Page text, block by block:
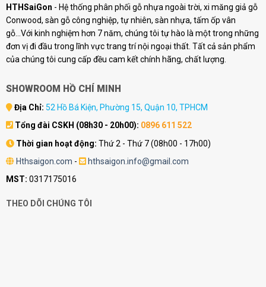
HTHSaiGon - Hệ thống phân phối gỗ nhựa ngoài trời, xi măng giả gỗ
Conwood, sàn gỗ công nghiệp, tự nhiên, sàn nhựa, tấm ốp vân
gỗ...Với kinh nghiệm hơn 7 năm, chúng tôi tự hào là một trong những
đơn vị đi đầu trong lĩnh vực trang trí nội ngoại thất. Tất cả sản phẩm
của chúng tôi cung cấp đều cam kết chính hãng, chất lượng.
SHOWROOM HỒ CHÍ MINH
Địa Chỉ: 52 Hồ Bá Kiện, Phường 15, Quận 10, TPHCM
Tổng đài CSKH (08h30 - 20h00): 0896 611 522
Thời gian hoạt động: Thứ 2 - Thứ 7 (08h00 - 17h00)
Hthsaigon.com -
hthsaigon.info@gmail.com
MST: 0317175016
THEO DÕI CHÚNG TÔI